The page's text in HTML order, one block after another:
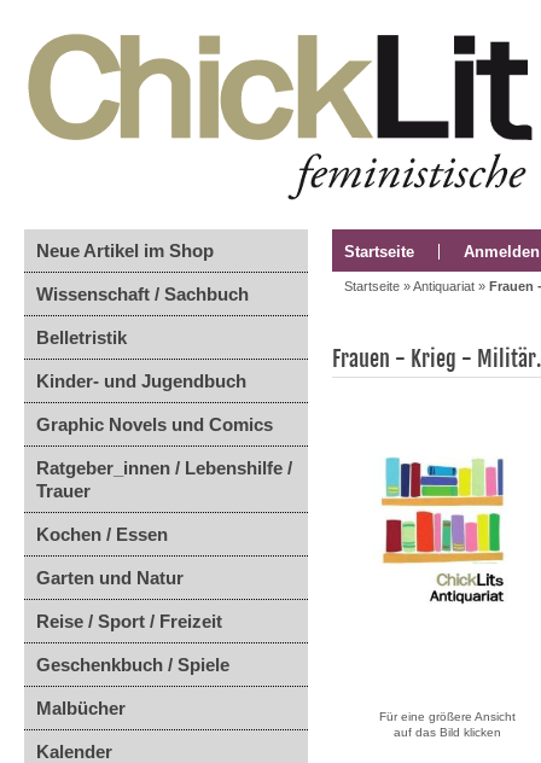
Neue Artikel im Shop
Wissenschaft / Sachbuch
Belletristik
Kinder- und Jugendbuch
Graphic Novels und Comics
Ratgeber_innen / Lebenshilfe /
Trauer
Kochen / Essen
Garten und Natur
Reise / Sport / Freizeit
Geschenkbuch / Spiele
Malbücher
Kalender
Startseite Anmelden
Startseite »Antiquariat » Frauen
Frauen - Krieg -
Für eine größere Ansicht
auf das Bild klicken